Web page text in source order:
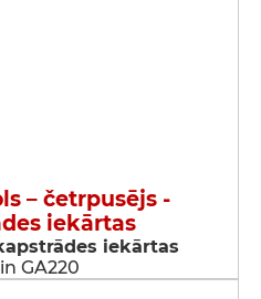
– četrpusējs -
iekārtas
iekārtas
GA220